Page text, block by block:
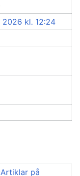
2026 kl. 12:24
på